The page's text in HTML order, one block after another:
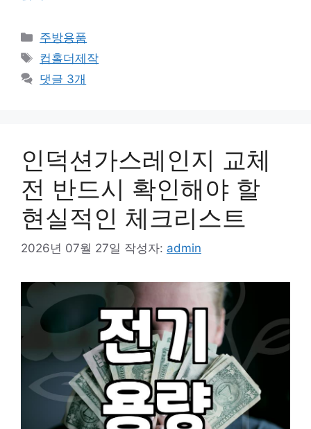
카
테
고
리
주방용품
태
그
컵홀더제작
댓글 3개
인덕션가스레인지 교체
전 반드시 확인해야 할
현실적인 체크리스트
2026년 07월 27일 작성자: admin